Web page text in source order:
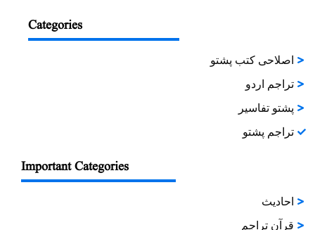
Categories
اصلاحی کتب پشتو
تراجم اردو
پشتو تفاسیر
تراجم پشتو
Important Categories
احادیث
قرآن تراجم